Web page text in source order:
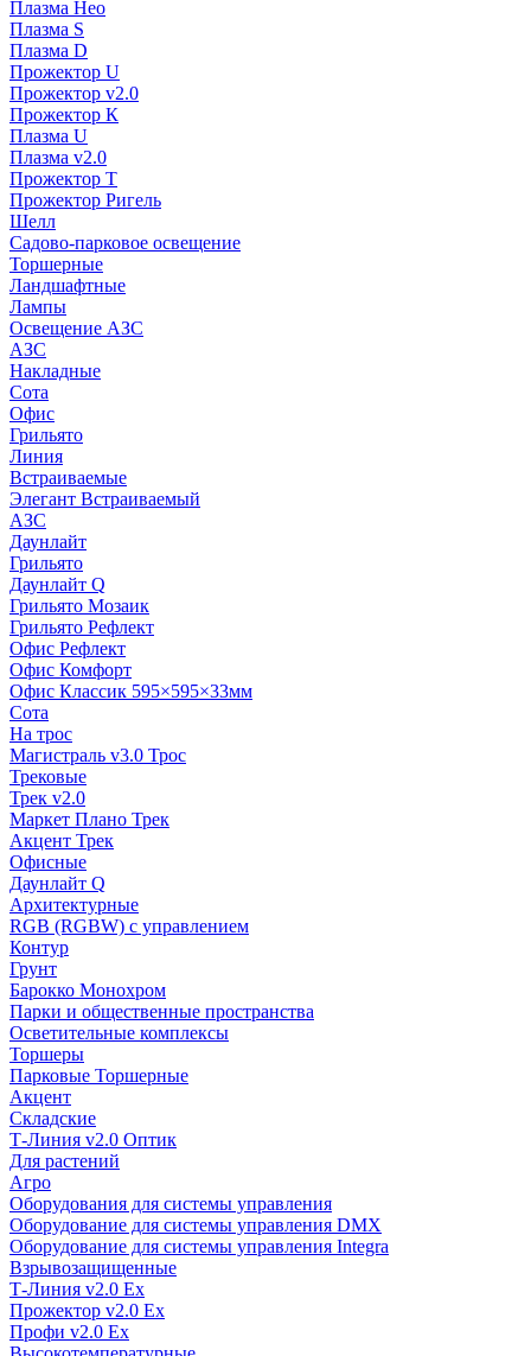
Плазма Нео
Плазма S
Плазма D
Прожектор U
Прожектор v2.0
Прожектор К
Плазма U
Плазма v2.0
Прожектор Т
Прожектор Ригель
Шелл
Садово-парковое освещение
Торшерные
Ландшафтные
Лампы
Освещение АЗС
АЗС
Накладные
Сота
Офис
Грильято
Линия
Встраиваемые
Элегант Встраиваемый
АЗС
Даунлайт
Грильято
Даунлайт Q
Грильято Мозаик
Грильято Рефлект
Офис Рефлект
Офис Комфорт
Офис Классик 595×595×33мм
Сота
На трос
Магистраль v3.0 Трос
Трековые
Трек v2.0
Маркет Плано Трек
Акцент Трек
Офисные
Даунлайт Q
Архитектурные
RGB (RGBW) с управлением
Контур
Грунт
Барокко Монохром
Парки и общественные пространства
Осветительные комплексы
Торшеры
Парковые Торшерные
Акцент
Складские
Т-Линия v2.0 Оптик
Для растений
Агро
Оборудования для системы управления
Оборудование для системы управления DMX
Оборудование для системы управления Integra
Взрывозащищенные
Т-Линия v2.0 Ex
Прожектор v2.0 Ex
Профи v2.0 Ex